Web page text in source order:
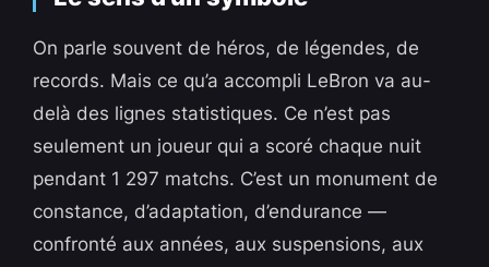
On parle souvent de héros, de légendes, de
records. Mais ce qu’a accompli LeBron va au-
delà des lignes statistiques. Ce n’est pas
seulement un joueur qui a scoré chaque nuit
pendant 1 297 matchs. C’est un monument de
constance, d’adaptation, d’endurance —
confronté aux années, aux suspensions, aux